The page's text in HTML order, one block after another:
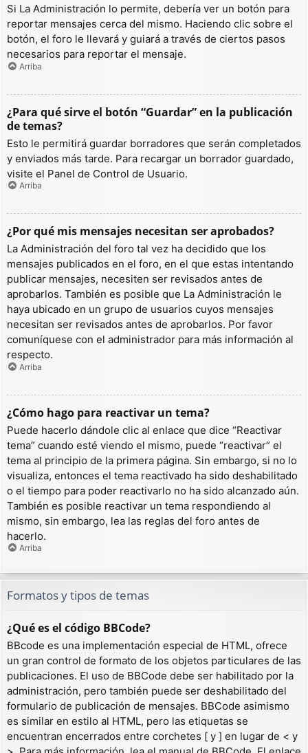
Si La Administración lo permite, debería ver un botón para
reportar mensajes cerca del mismo. Haciendo clic sobre el
botón, el foro le llevará y guiará a través de ciertos pasos
necesarios para reportar el mensaje.
Arriba
¿Para qué sirve el botón “Guardar” en la publicación
de temas?
Esto le permitirá guardar borradores que serán completados
y enviados más tarde. Para recargar un borrador guardado,
visite el Panel de Control de Usuario.
Arriba
¿Por qué mis mensajes necesitan ser aprobados?
La Administración del foro tal vez ha decidido que los
mensajes publicados en el foro, en el que estas intentando
publicar mensajes, necesiten ser revisados antes de
aprobarlos. También es posible que La Administración le
haya ubicado en un grupo de usuarios cuyos mensajes
necesitan ser revisados antes de aprobarlos. Por favor
comuníquese con el administrador para más información al
respecto.
Arriba
¿Cómo hago para reactivar un tema?
Puede hacerlo dándole clic al enlace que dice “Reactivar
tema” cuando esté viendo el mismo, puede “reactivar” el
tema al principio de la primera página. Sin embargo, si no lo
visualiza, entonces el tema reactivado ha sido deshabilitado
o el tiempo para poder reactivarlo no ha sido alcanzado aún.
También es posible reactivar un tema respondiendo al
mismo, sin embargo, lea las reglas del foro antes de
hacerlo.
Arriba
Formatos y tipos de temas
¿Qué es el código BBCode?
BBcode es una implementación especial de HTML, ofrece
un gran control de formato de los objetos particulares de las
publicaciones. El uso de BBCode debe ser habilitado por la
administración, pero también puede ser deshabilitado del
formulario de publicación de mensajes. BBCode asimismo
es similar en estilo al HTML, pero las etiquetas se
encuentran encerrados entre corchetes [ y ] en lugar de < y